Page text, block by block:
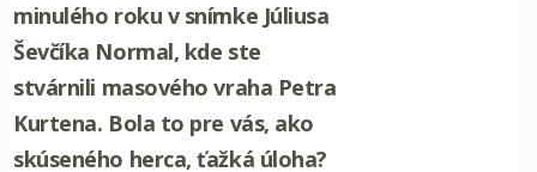
minulého roku v snímke Júliusa
Ševčíka Normal, kde ste
stvárnili masového vraha Petra
Kurtena. Bola to pre vás, ako
skúseného herca, ťažká úloha?